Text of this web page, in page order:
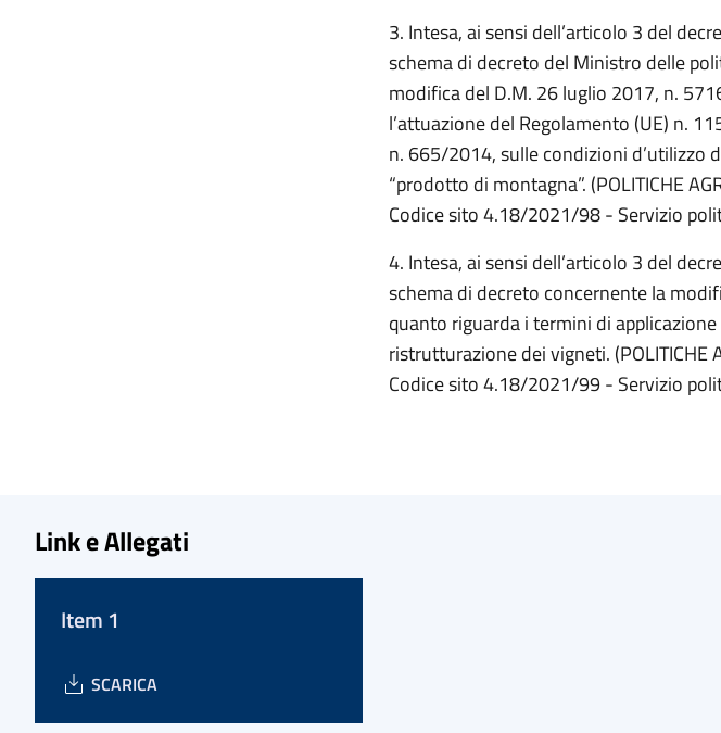
3. Intesa, ai sensi dell’articolo 3 del
schema di decreto del Ministro delle
modifica del D.M. 26 luglio 2017, n.
l’attuazione del Regolamento (UE) n.
n. 665/2014, sulle condizioni d’utilizzo
“prodotto di montagna”. (POLITICHE
Codice sito 4.18/2021/98 - Servizio
4. Intesa, ai sensi dell’articolo 3 del
schema di decreto concernente la
quanto riguarda i termini di
ristrutturazione dei vigneti. (POLITICHE
Codice sito 4.18/2021/99 - Servizio
Link e Allegati
Item 1
SCARICA